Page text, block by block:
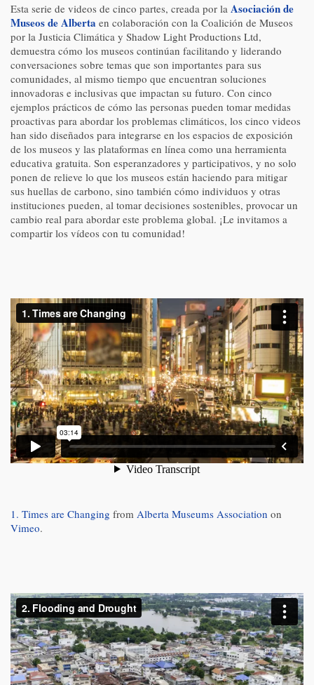
Esta serie de videos de cinco partes, creada por la Asociación de
Museos de Alberta en colaboración con la Coalición de Museos
por la Justicia Climática y Shadow Light Productions Ltd,
demuestra cómo los museos continúan facilitando y liderando
conversaciones sobre temas que son importantes para sus
comunidades, al mismo tiempo que encuentran soluciones
innovadoras e inclusivas que impactan su futuro. Con cinco
ejemplos prácticos de cómo las personas pueden tomar medidas
proactivas para abordar los problemas climáticos, los cinco videos
han sido diseñados para integrarse en los espacios de exposición
de los museos y las plataformas en línea como una herramienta
educativa gratuita. Son esperanzadores y participativos, y no solo
ponen de relieve lo que los museos están haciendo para mitigar
sus huellas de carbono, sino también cómo individuos y otras
instituciones pueden, al tomar decisiones sostenibles, provocar un
cambio real para abordar este problema global. ¡Le invitamos a
compartir los vídeos con tu comunidad!
1. Times are Changing from Alberta Museums Association on
Vimeo.